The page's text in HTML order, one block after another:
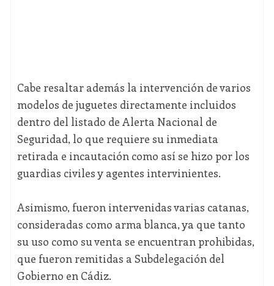
Cabe resaltar además la intervención de varios
modelos de juguetes directamente incluidos
dentro del listado de Alerta Nacional de
Seguridad, lo que requiere su inmediata
retirada e incautación como así se hizo por los
guardias civiles y agentes intervinientes.
Asimismo, fueron intervenidas varias catanas,
consideradas como arma blanca, ya que tanto
su uso como su venta se encuentran prohibidas,
que fueron remitidas a Subdelegación del
Gobierno en Cádiz.